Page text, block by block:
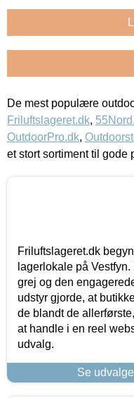
De mest populære
Friluftslageret.dk,
OutdoorPro.dk,
et stort sortiment til gode
Friluftslageret.dk
lagerlokale på
grej og den
udstyr gjorde, at
de blandt de
at handle i en reel
udvalg.
Se